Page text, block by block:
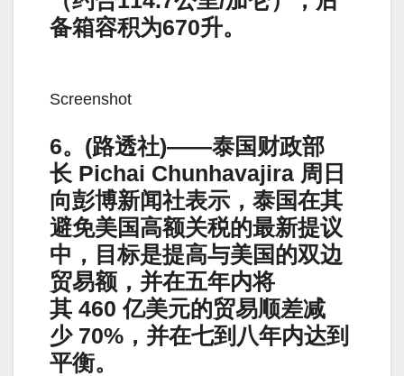
备箱容积为670升。
Screenshot
6。(路透社)——泰国财政部
长 Pichai Chunhavajira 周日
向彭博新闻社表示，泰国在其
避免美国高额关税的最新提议
中，目标是提高与美国的双边
贸易额，并在五年内将
其 460 亿美元的贸易顺差减
少 70%，并在七到八年内达到
平衡。